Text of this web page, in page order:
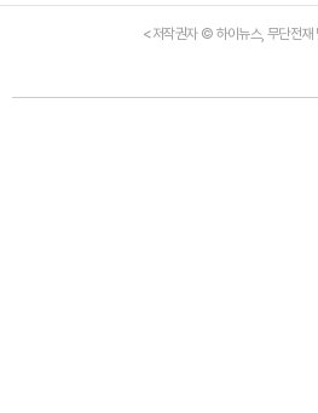
<저작권자 © 하이뉴스, 무단전재